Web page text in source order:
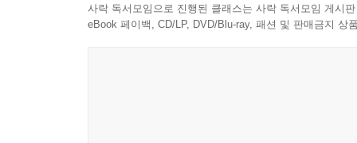
사락 독서모임으로 진행된 클래스는 사락 독서모임 게시
eBook 페이백, CD/LP, DVD/Blu-ray, 패션 및 판매금지 상